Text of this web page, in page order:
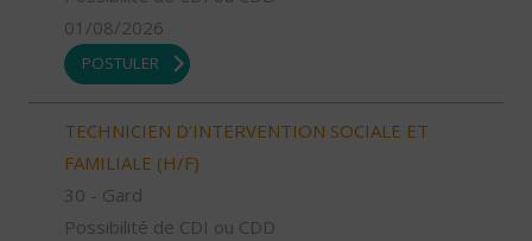
01/08/2026
POSTULER
TECHNICIEN D’INTERVENTION SOCIALE ET
FAMILIALE (H/F)
30 - Gard
Possibilité de CDI ou CDD